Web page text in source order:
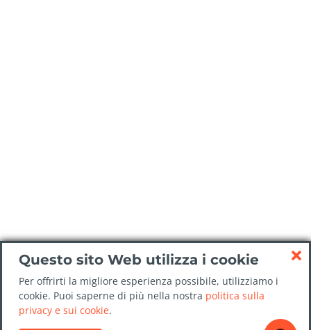
Questo sito Web utilizza i cookie
Per offrirti la migliore esperienza possibile, utilizziamo i
cookie. Puoi saperne di più nella nostra politica sulla
privacy e sui cookie.